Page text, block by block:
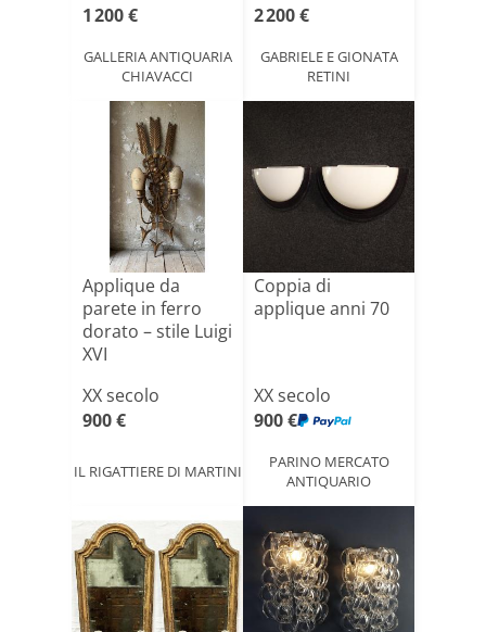
1 200 €
GALLERIA ANTIQUARIA
CHIAVACCI
2 200 €
GABRIELE E GIONATA
RETINI
Applique da
parete in ferro
dorato – stile Luigi
XVI
XX secolo
900 €
IL RIGATTIERE DI MARTINI
Coppia di
applique anni 70
XX secolo
900 €
PARINO MERCATO
ANTIQUARIO